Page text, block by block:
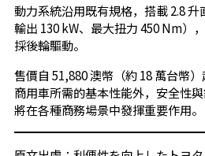
動力系統沿用既有規格，搭載 2.8
輸出 130 kW、最大扭力 450 Nm）
採後輪驅動。
售價自 51,880 澳幣（約 18 萬台幣
商用車所需的基本性能外，安全性
將在各種商務場景中發揮重要作用。